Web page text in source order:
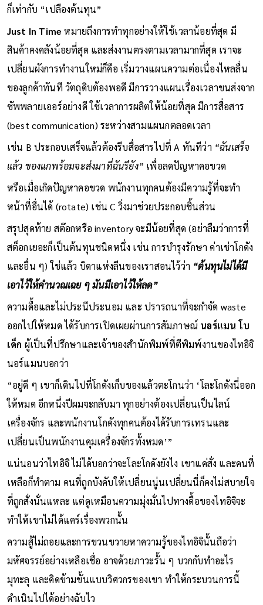
ก็เท่ากับ “เปลืองต้นทุน”
Just In Time หมายถึงการทำทุกอย่างให้ใช้เวลาน้อยที่สุด มี
สินค้าคงคลังน้อยที่สุด และส่งงานตรงตามเวลามากที่สุด เราจะ
เปลี่ยนผังการทำงานใหม่ก็คือ เริ่มวางแผนความต่อเนื่องไหลลื่น
ของลูกค้าทันที วัตถุดิบต้องพอดี มีการวางแผนเรื่องเวลาขนส่งจาก
ซัพพลายเออร์อย่างดี ใช้เวลาการผลิตให้น้อยที่สุด มีการสื่อสาร
(best communication) ระหว่างสามแผนกตลอดเวลา
เช่น B ประกอบเสร็จแล้วต้องรีบสื่อสารไปที่ A ทันทีว่า “ฉันเสร็จ
แล้ว ของแกพร้อมจะส่งมาที่ฉันรึยัง” เพื่อลดปัญหาคอขวด
หรือเมื่อเกิดปัญหาคอขวด พนักงานทุกคนต้องมีความรู้ที่จะทำ
หน้าที่อื่นได้ (rotate) เช่น C วิ่งมาช่วยประกอบชิ้นส่วน
สรุปสุดท้าย สต๊อกหรือ inventory จะมีน้อยที่สุด (อย่าลืมว่าการที่
สต็อกเยอะก็เป็นต้นทุนชนิดหนึ่ง เช่น การบำรุงรักษา ค่าเช่าโกดัง
และอื่น ๆ) ใช่แล้ว บิดาแห่งลีนของเราสอนไว้ว่า “ต้นทุนไม่ได้มี
เอาไว้ให้คำนวณเฉย ๆ มันมีเอาไว้ให้ลด”
ความดื้อและไม่ประนีประนอม และ ปรารถนาที่จะกำจัด waste
ออกไปให้หมด ได้รับการเปิดเผยผ่านการสัมภาษณ์ นอร์แมน โบ
เด็ก ผู้เป็นที่ปรึกษาและเจ้าของสำนักพิมพ์ที่ตีพิมพ์งานของไทอิจิ
นอร์แมนบอกว่า
“อยู่ดี ๆ เขาก็เดินไปที่โกดังเก็บของแล้วตะโกนว่า ‘โละโกดังนี่ออก
ให้หมด อีกหนึ่งปีผมจะกลับมา ทุกอย่างต้องเปลี่ยนเป็นไลน์
เครื่องจักร และพนักงานโกดังทุกคนต้องได้รับการเทรนและ
เปลี่ยนเป็นพนักงานคุมเครื่องจักรทั้งหมด’”
แน่นอนว่าไทอิจิ ไม่ได้บอกว่าจะโละโกดังยังไง เขาแค่สั่ง และคนที่
เหลือก็ทำตาม คนที่ถูกบังคับให้เปลี่ยนนู่นเปลี่ยนนี่ก็คงไม่สบายใจ
ที่ถูกสั่งนั่นแหละ แต่ดูเหมือนความมุ่งมั่นไปทางดื้อของไทอิจิจะ
ทำให้เขาไม่ได้แคร์เรื่องพวกนั้น
ความสู้ไม่ถอยและการขวนขวายหาความรู้ของไทอิจินั้นถือว่า
มหัศจรรย์อย่างเหลือเชื่อ อาจด้วยภาวะรั้น ๆ บวกกับทำอะไร
มุทะลุ และคิดข้ามขั้นแบบวิศวกรของเขา ทำให้กระบวนการนี้
ดำเนินไปได้อย่างฉับไว